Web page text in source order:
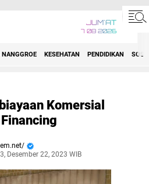
JUM'AT
7 08 2026
NANGGROE KESEHATAN PENDIDIKAN
Komersial
Desember 22, 2023 WIB